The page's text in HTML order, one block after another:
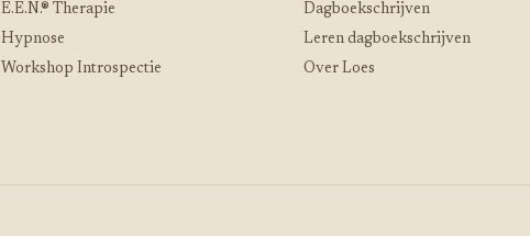
E.E.N.® Therapie
Hypnose
Workshop Introspectie
Dagboekschrijven
Leren dagboekschrijven
Over Loes